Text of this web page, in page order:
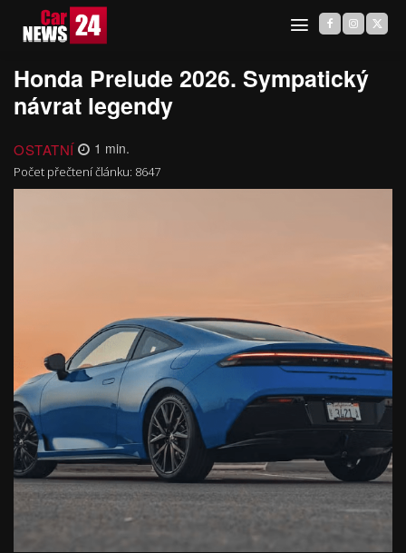
Honda Prelude 2026. Sympatický
návrat legendy
OSTATNÍ 1 min.
Počet přečtení článku: 8647